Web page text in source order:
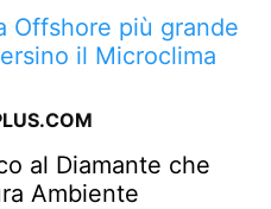
Offshore più grande
il Microclima
al Diamante che
Ambiente